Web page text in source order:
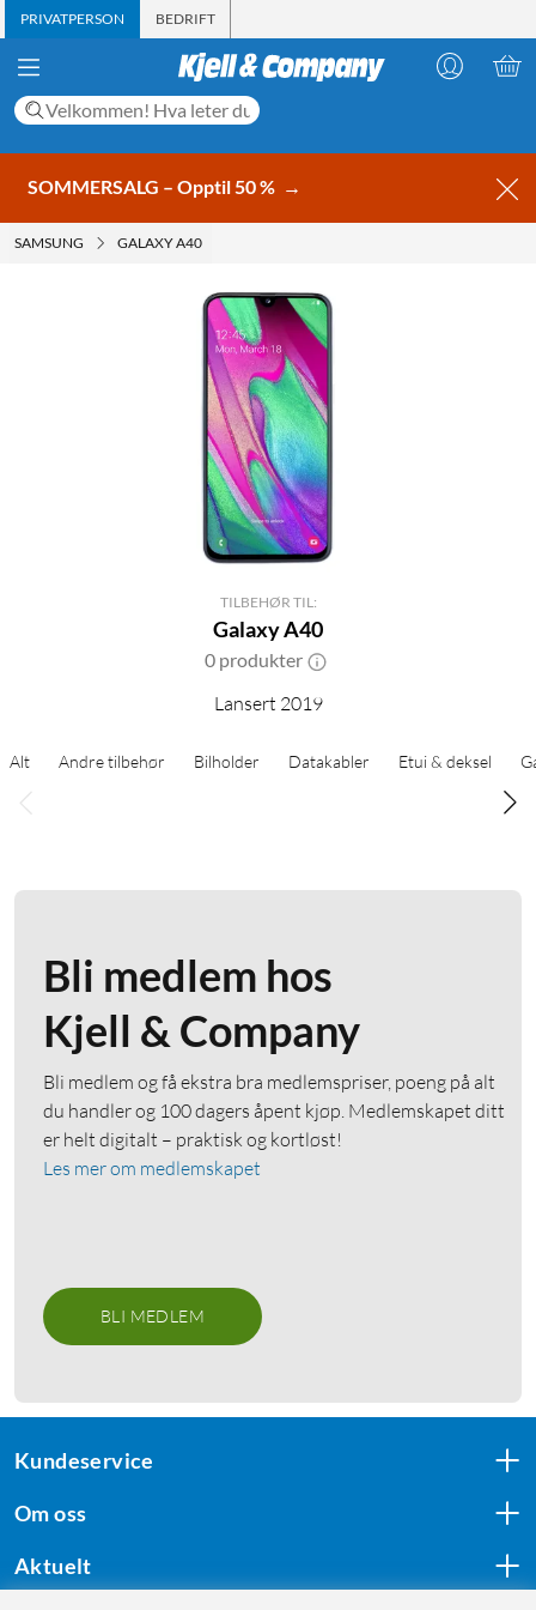
PRIVATPERSON BEDRIFT
SOMMERSALG – Opptil 50 % →
SAMSUNG GALAXY A40
TILBEHØR TIL:
Galaxy A40
0 produkter
Lansert 2019
Alt Andre tilbehør Bilholder Datakabler Etui & deksel
Bli medlem hos
Kjell & Company
Bli medlem og få ekstra bra medlemspriser, poeng på alt
du handler og 100 dagers åpent kjøp. Medlemskapet ditt
er helt digitalt – praktisk og kortløst!
Les mer om medlemskapet
BLI MEDLEM
Kundeservice
Om oss
Aktuelt